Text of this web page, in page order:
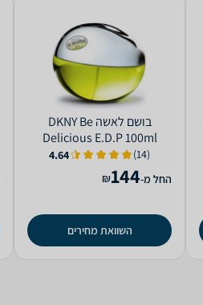
בושם לאשה DKNY Be
Delicious E.D.P 100ml
(14)
4.64
החל מ-144
₪
השוואת מחירים